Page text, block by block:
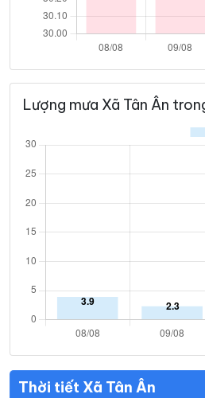
Lượng mưa Xã Tân Ân
Thời tiết Xã Tân Ân